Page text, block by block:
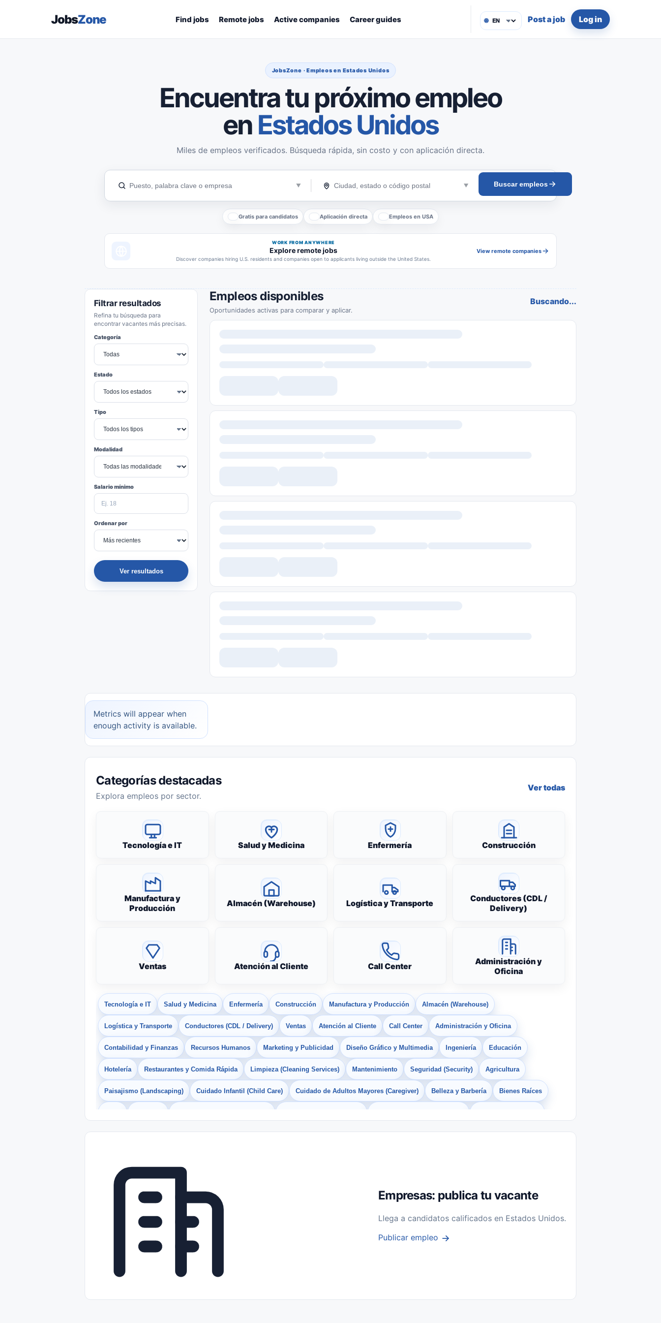
JobsZone Find jobs Remote jobs Active companies Career guides 🌐 Post a job Log in
JobsZone · Empleos en Estados Unidos
Encuentra tu próximo empleo
en Estados Unidos
Miles de empleos verificados. Búsqueda rápida, sin costo y con aplicación directa.
Buscar empleos
Gratis para candidatos Aplicación directa Empleos en USA
WORK FROM ANYWHERE
Explore remote jobs
Discover companies hiring U.S. residents and companies open to applicants living outside the United States.
View remote companies
Filtrar resultados
Refina tu búsqueda para
encontrar vacantes más precisas.
Categoría
Estado
Tipo
Modalidad
Salario mínimo
Ordenar por
Ver resultados
Empleos disponibles
Oportunidades activas para comparar y aplicar.
Buscando...
Metrics will appear when
enough activity is available.
Categorías destacadas
Explora empleos por sector.
Ver todas
Tecnología e IT Salud y Medicina Enfermería Construcción
Manufactura y
Producción
Almacén (Warehouse) Logística y Transporte
Conductores (CDL /
Delivery)
Ventas Atención al Cliente Call Center
Administración y
Oficina
Tecnología e IT Salud y Medicina Enfermería Construcción Manufactura y Producción Almacén (Warehouse)
Logística y Transporte Conductores (CDL / Delivery) Ventas Atención al Cliente Call Center Administración y Oficina
Contabilidad y Finanzas Recursos Humanos Marketing y Publicidad Diseño Gráfico y Multimedia Ingeniería Educación
Hotelería Restaurantes y Comida Rápida Limpieza (Cleaning Services) Mantenimiento Seguridad (Security) Agricultura
Paisajismo (Landscaping) Cuidado Infantil (Child Care) Cuidado de Adultos Mayores (Caregiver) Belleza y Barbería Bienes Raíces
Freelance Prácticas (Internships) Empleos para Estudiantes Empleos Bilingües (English/Spanish) Sin Experiencia
Telecomunicaciones
Empresas: publica tu vacante
Llega a candidatos calificados en Estados Unidos.
Publicar empleo